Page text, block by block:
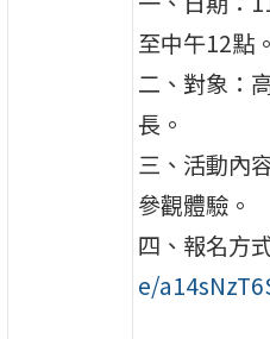
至中午12點。
二、對象：
長。
三、活動內
參觀體驗。
四、報名方
e/